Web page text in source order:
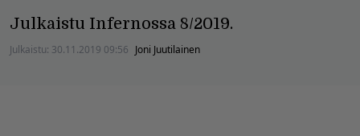
Julkaistu Infernossa 8/2019.
Julkaistu: 30.11.2019 09:56 Joni Juutilainen